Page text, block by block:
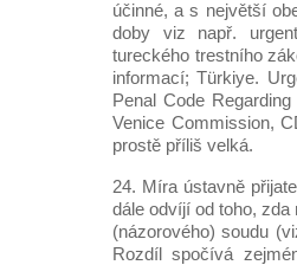
účinné, a s největší
doby viz např.
tureckého trestního
informací; Türkiye.
Penal Code
Venice Commission,
prostě příliš velká.
24. Míra ústavně
dále odvíjí od toho,
(názorového) soudu
Rozdíl spočívá